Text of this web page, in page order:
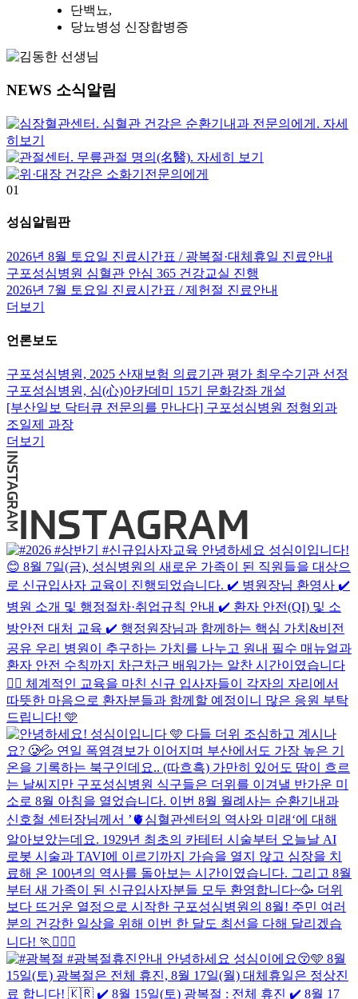
단백뇨,
당뇨병성 신장합병증
NEWS 소식알림
01
성심알림판
2026년 8월 토요일 진료시간표 / 광복절·대체휴일 진료안내
구포성심병원 심혈관 안심 365 건강교실 진행
2026년 7월 토요일 진료시간표 / 제헌절 진료안내
더보기
언론보도
구포성심병원, 2025 산재보험 의료기관 평가 최우수기관 선정
구포성심병원, 심(心)아카데미 15기 문화강좌 개설
[부산일보 닥터큐 전문의를 만나다] 구포성심병원 정형외과
조일제 과장
더보기